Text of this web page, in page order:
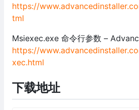
https://
tml
Msiexec.exe 命令行参数 –
https://
xec.html
下载地址